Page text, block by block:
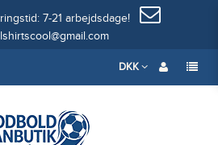
7-21 arbejdsdage!
DKK